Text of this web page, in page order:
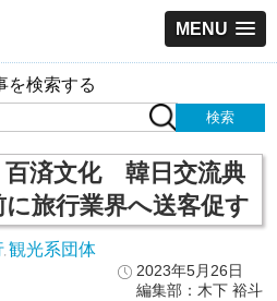
MENU
を検索する
百済文化 韓日交流典
旅行業界へ送客促す
観光系団体
2023年5月26日
編集部：木下 裕斗